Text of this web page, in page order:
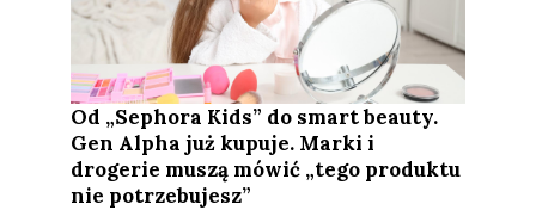
Od „Sephora Kids” do smart beauty.
Gen Alpha już kupuje. Marki i
drogerie muszą mówić „tego produktu
nie potrzebujesz”